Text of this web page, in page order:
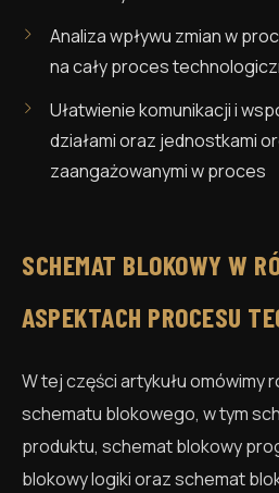
Analiza wpływu zmian w
na cały proces
Ułatwienie komunikacji i
działami oraz jednostkami
zaangażowanymi w proces
SCHEMAT BLOKOWY W
ASPEKTACH PROCESU
W tej części artykułu omówimy
schematu blokowego, w tym
produktu, schemat blokowy
blokowy logiki oraz schemat